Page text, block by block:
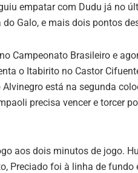
empatar com Dudu já no
Galo, e mais dois pontos
Campeonato Brasileiro e
o Itabirito no Castor
está na segunda
precisa vencer e torcer
aos dois minutos de jogo.
Preciado foi à linha de